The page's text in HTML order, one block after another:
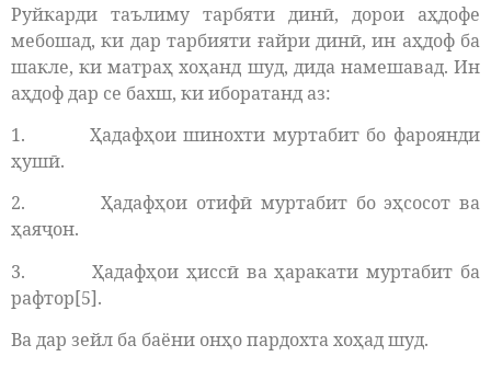
Руйкарди таълиму тарбяти динӣ, дорои аҳдофе
мебошад, ки дар тарбияти ғайри динӣ, ин аҳдоф ба
шакле, ки матраҳ хоҳанд шуд, дида намешавад. Ин
аҳдоф дар се бахш, ки иборатанд аз:
1. Ҳадафҳои шинохти муртабит бо фароянди
ҳушӣ.
2. Ҳадафҳои отифӣ муртабит бо эҳсосот ва
ҳаяҷон.
3. Ҳадафҳои ҳиссӣ ва ҳаракати муртабит ба
рафтор[5].
Ва дар зейл ба баёни онҳо пардохта хоҳад шуд.